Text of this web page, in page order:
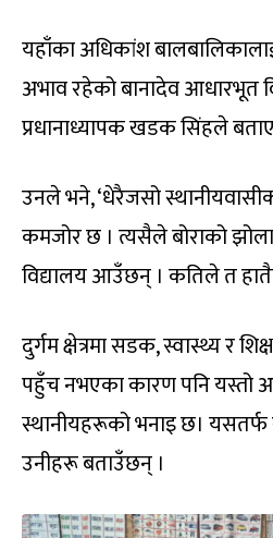
यहाँका अधिकांश
अभाव रहेको बानादेव आधारभूत
प्रधानाध्यापक खडक सिंहले
उनले भने, ‘धेरैजसो
कमजोर छ । त्यसैले बोराको
विद्यालय आउँछन् । कतिले त
दुर्गम क्षेत्रमा सडक, स्वास्थ्य र
पहुँच नभएका कारण पनि यस्तो
स्थानीयहरूको भनाइ छ। यसतर्फ
उनीहरू बताउँछन् ।